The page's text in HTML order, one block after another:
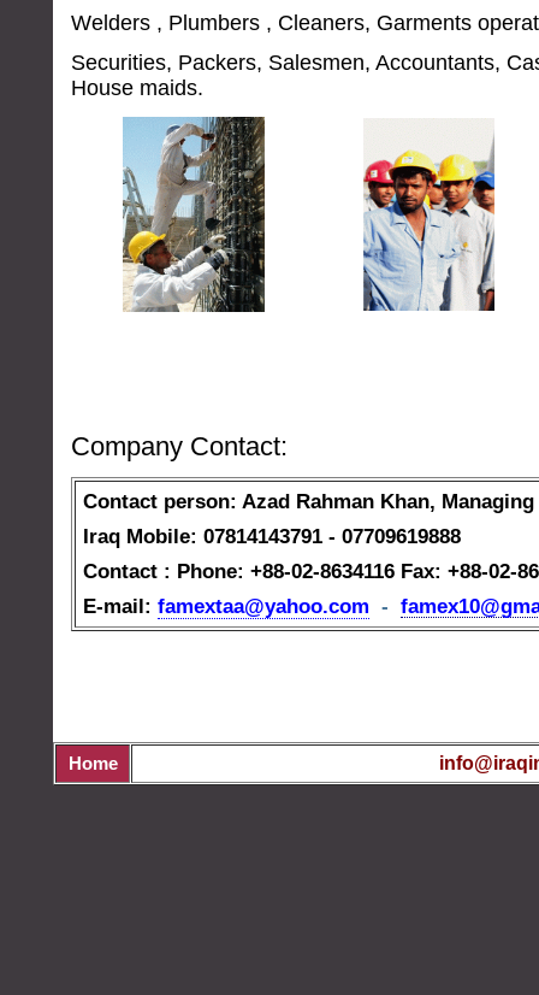
Welders , Plumbers , Cleaners, Garments
Securities, Packers, Salesmen, Accountants,
House maids.
Company Contact:
Contact person: Azad Rahman Khan,
Iraq Mobile: 07814143791 - 07709619888
Contact : Phone: +88-02-8634116 Fax: +88-02-
E-mail: famextaa@yahoo.com -
Home